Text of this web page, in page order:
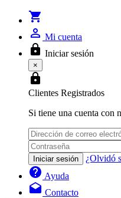
shopping_cart
person_outline Mi cuenta
lock Iniciar sesión
×
lock
Clientes Registrados
Si tiene una cuenta con
Iniciar sesión ¿Olvidó
help Ayuda
drafts Contacto